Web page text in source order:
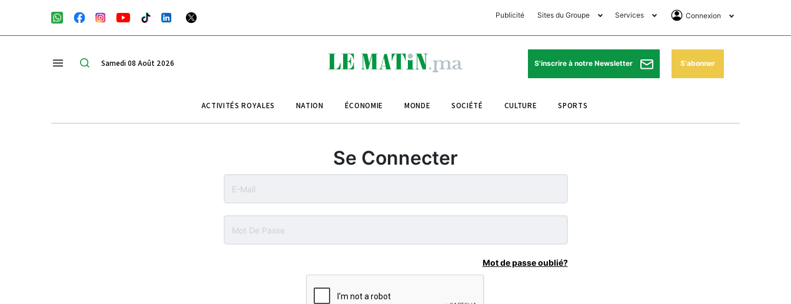
Publicité Sites du Groupe
Club Avantages
Le Matin Sports
Le Matin Store
Services
Horaires de prières
Pharmacies de garde
Programme TV
Connexion
Se Connecter
Abonnement
Samedi 08 Août 2026 S'inscrire à notre Newsletter S'abonner
ACTIVITÉS ROYALES NATION ÉCONOMIE MONDE SOCIÉTÉ CULTURE SPORTS
Se Connecter
Mot de passe oublié?